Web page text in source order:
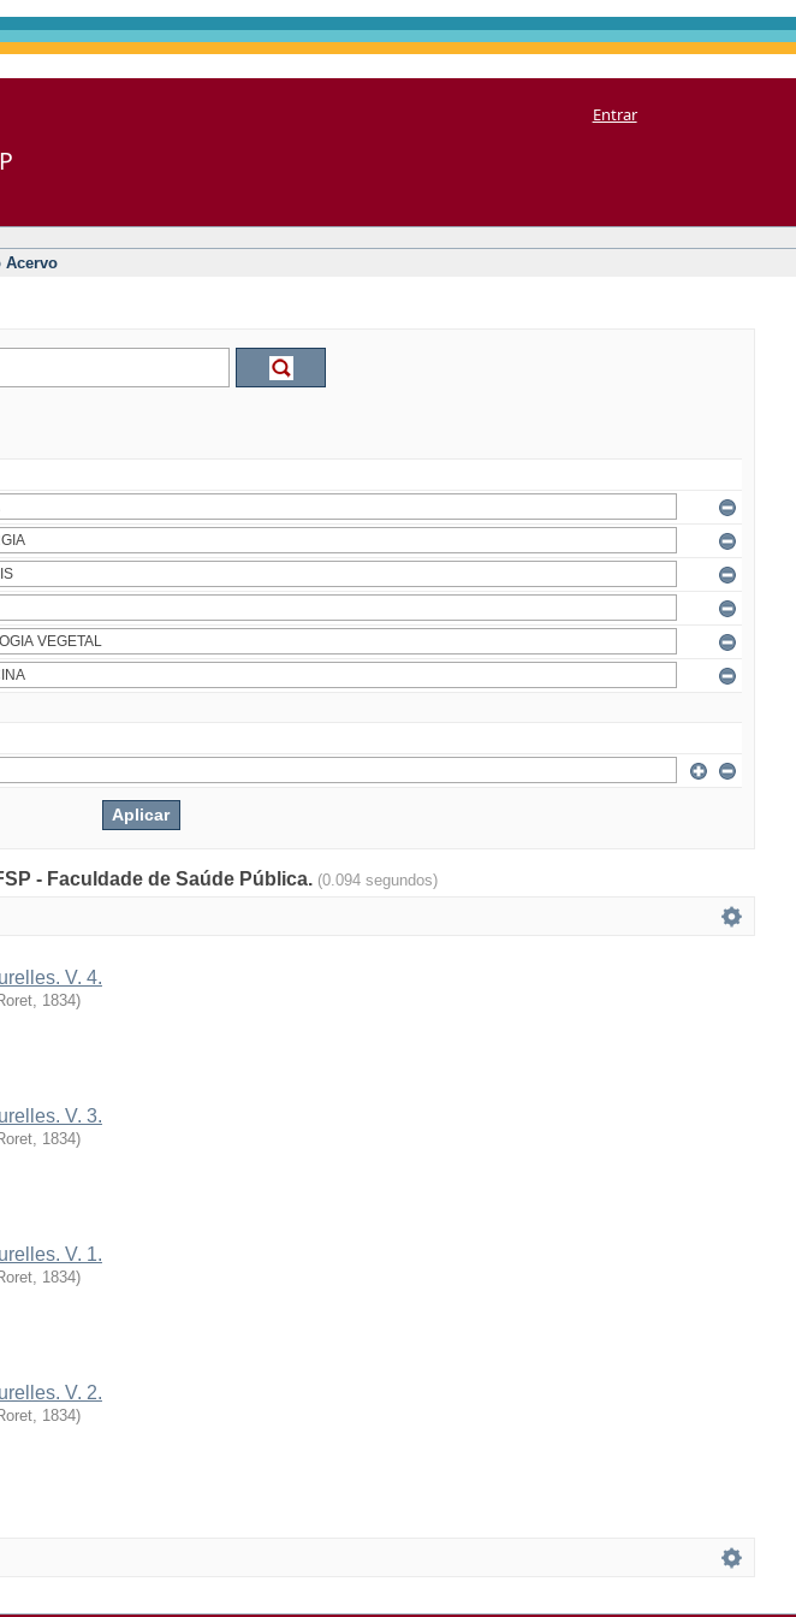
Entrar
Acervo
- Faculdade de Saúde Pública. (0.094 segundos)
V. 4.
, 1834)
V. 3.
, 1834)
V. 1.
, 1834)
V. 2.
, 1834)